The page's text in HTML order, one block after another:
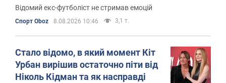
Відомий екс-футболіст не стримав емоцій
Спорт Oboz 8.08.2026 10:46 3,1 т.
Стало відомо, в який момент Кіт
Урбан вирішив остаточно піти від
Ніколь Кідман та як насправді